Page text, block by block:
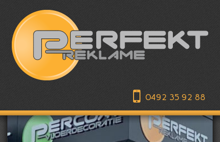
0492 35 92 88